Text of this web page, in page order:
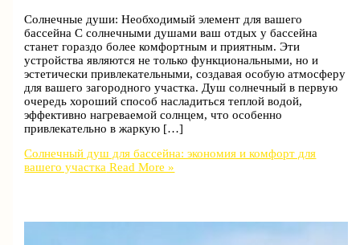
Солнечные души: Необходимый элемент для вашего
бассейна С солнечными душами ваш отдых у бассейна
станет гораздо более комфортным и приятным. Эти
устройства являются не только функциональными, но и
эстетически привлекательными, создавая особую атмосферу
для вашего загородного участка. Душ солнечный в первую
очередь хороший способ насладиться теплой водой,
эффективно нагреваемой солнцем, что особенно
привлекательно в жаркую […]
Солнечный душ для бассейна: экономия и комфорт для
вашего участка Read More »